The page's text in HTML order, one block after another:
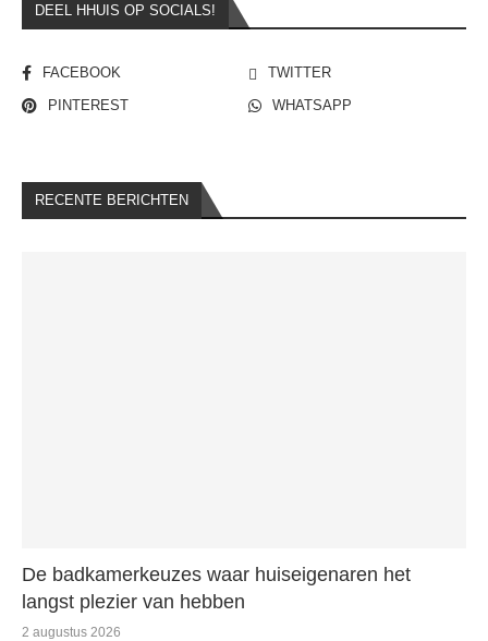
DEEL HHUIS OP SOCIALS!
FACEBOOK
TWITTER
PINTEREST
WHATSAPP
RECENTE BERICHTEN
De badkamerkeuzes waar huiseigenaren het
langst plezier van hebben
2 augustus 2026